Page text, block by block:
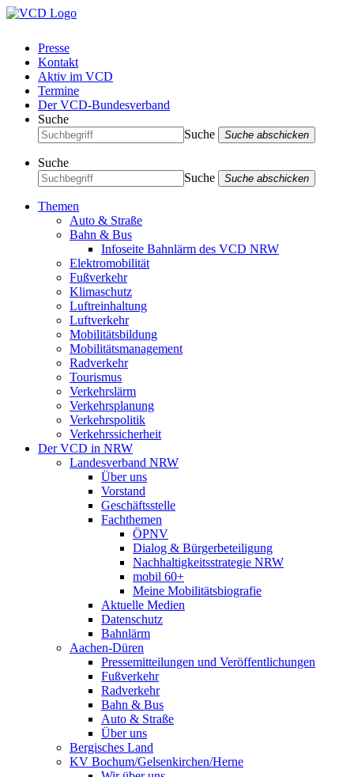
Presse
Kontakt
Aktiv im VCD
Termine
Der VCD-Bundesverband
Suche
Suche
Suche abschicken
Suche
Suche
Suche abschicken
Themen
Auto & Straße
Bahn & Bus
Infoseite Bahnlärm des VCD NRW
Elektromobilität
Fußverkehr
Klimaschutz
Luftreinhaltung
Luftverkehr
Mobilitätsbildung
Mobilitätsmanagement
Radverkehr
Tourismus
Verkehrslärm
Verkehrsplanung
Verkehrspolitik
Verkehrssicherheit
Der VCD in NRW
Landesverband NRW
Über uns
Vorstand
Geschäftsstelle
Fachthemen
ÖPNV
Dialog & Bürgerbeteiligung
Nachhaltigkeitsstrategie NRW
mobil 60+
Meine Mobilitätsbiografie
Aktuelle Medien
Datenschutz
Bahnlärm
Aachen-Düren
Pressemitteilungen und Veröffentlichungen
Fußverkehr
Radverkehr
Bahn & Bus
Auto & Straße
Über uns
Bergisches Land
KV Bochum/Gelsenkirchen/Herne